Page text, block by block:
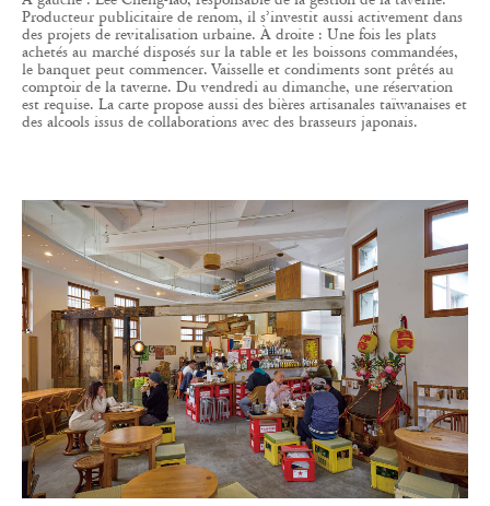
Producteur publicitaire de renom, il s’investit aussi activement dans
des projets de revitalisation urbaine. À droite : Une fois les plats
achetés au marché disposés sur la table et les boissons commandées,
le banquet peut commencer. Vaisselle et condiments sont prêtés au
comptoir de la taverne. Du vendredi au dimanche, une réservation
est requise. La carte propose aussi des bières artisanales taïwanaises et
des alcools issus de collaborations avec des brasseurs japonais.